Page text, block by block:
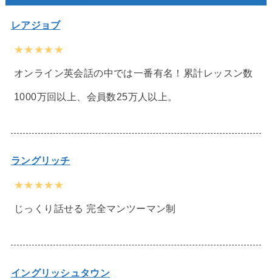
レアジョブ
★★★★★
オンライン英会話の中では一番有名！累計レッスン数
1000万回以上、会員数25万人以上。
ラングリッチ
★★★★★
じっくり話せる 完全マンツーマン制
イングリッシュタウン